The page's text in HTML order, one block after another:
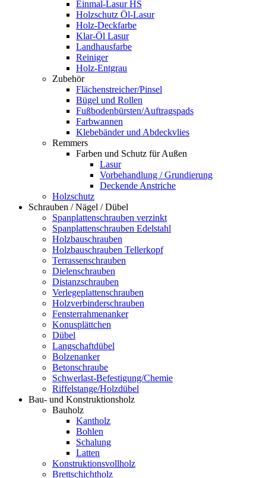
Einmal-Lasur HS
Holzschutz Öl-Lasur
Holz-Deckfarbe
Klar-Öl Lasur
Landhausfarbe
Reiniger
Holz-Entgrau
Zubehör
Flächenstreicher/Pinsel
Bügel und Rollen
Fußbodenbürsten/Auftragspads
Farbwannen
Klebebänder und Abdeckvlies
Remmers
Farben und Schutz für Außen
Lasur
Vorbehandlung / Grundierung
Deckende Anstriche
Holzschutz
Schrauben / Nägel / Dübel
Spanplattenschrauben verzinkt
Spanplattenschrauben Edelstahl
Holzbauschrauben
Holzbauschrauben Tellerkopf
Terrassenschrauben
Dielenschrauben
Distanzschrauben
Verlegeplattenschrauben
Holzverbinderschrauben
Fensterrahmenanker
Konusplättchen
Dübel
Langschaftdübel
Bolzenanker
Betonschraube
Schwerlast-Befestigung/Chemie
Riffelstange/Holzdübel
Bau- und Konstruktionsholz
Bauholz
Kantholz
Bohlen
Schalung
Latten
Konstruktionsvollholz
Brettschichtholz